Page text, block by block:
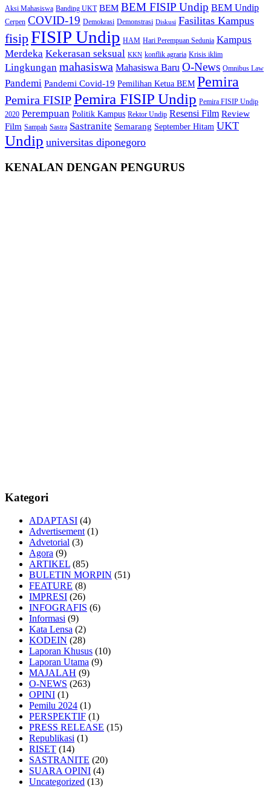
Aksi Mahasiswa Banding UKT BEM BEM FISIP Undip BEM Undip
Cerpen COVID-19 Demokrasi Demonstrasi Diskusi Fasilitas Kampus
fisipFISIP Undip HAM Hari Perempuan Sedunia Kampus
Merdeka Kekerasan seksual KKN konflik agraria Krisis iklim
Lingkungan mahasiswa Mahasiswa Baru O-News Omnibus Law
Pandemi Pandemi Covid-19 Pemilihan Ketua BEM Pemira
Pemira FISIPPemira FISIP Undip Pemira FISIP Undip
2020 Perempuan Politik Kampus Rektor Undip Resensi Film Review
Film Sampah Sastra Sastranite Semarang September Hitam UKT
Undip universitas diponegoro
KENALAN DENGAN PENGURUS
Kategori
ADAPTASI (4)
Advertisement (1)
Advetorial (3)
Agora (9)
ARTIKEL (85)
BULETIN MORPIN (51)
FEATURE (8)
IMPRESI (26)
INFOGRAFIS (6)
Informasi (9)
Kata Lensa (2)
KODEIN (28)
Laporan Khusus (10)
Laporan Utama (9)
MAJALAH (9)
O-NEWS (263)
OPINI (1)
Pemilu 2024 (1)
PERSPEKTIF (1)
PRESS RELEASE (15)
Republikasi (1)
RISET (14)
SASTRANITE (20)
SUARA OPINI (4)
Uncategorized (13)